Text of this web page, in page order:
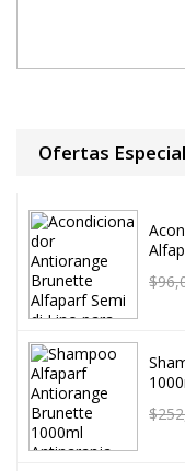
Ofertas
$
$